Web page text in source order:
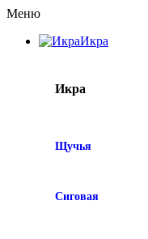
Меню
Икра
Икра
Щучья
Сиговая